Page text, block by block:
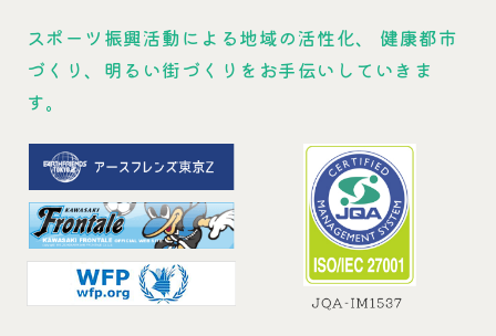
スポーツ振興活動による地域の活性化、
健康都市
づくり、明るい街づくりをお手伝いしていきま
す。